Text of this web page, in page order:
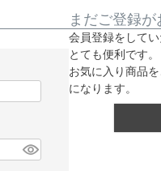
まだご登録
会員登録をして
とても便利です。
お気に入り商品
になります。